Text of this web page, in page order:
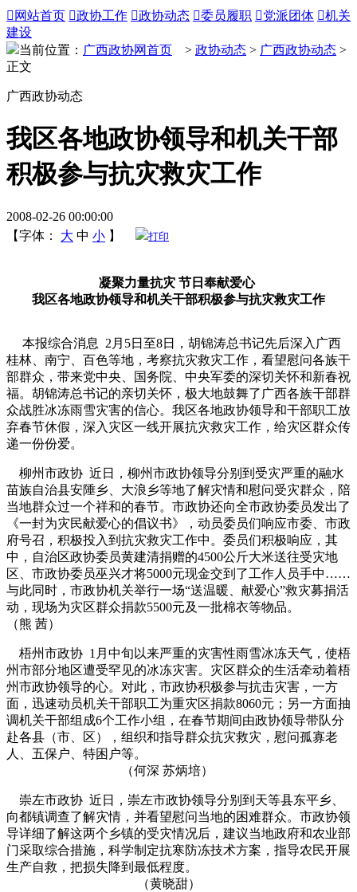
 网站首页 政协工作 政协动态 委员履职 党派团体 机关
建设
当前位置： 广西政协网首页 > 政协动态 > 广西政协动态 >
正文
广西政协动态
我区各地政协领导和机关干部
积极参与抗灾救灾工作
2008-02-26 00:00:00
【字体：
大 中 小 】 打印
凝聚力量抗灾 节日奉献爱心
我区各地政协领导和机关干部积极参与抗灾救灾工作
本报综合消息 2月5日至8日，胡锦涛总书记先后深入广西
桂林、南宁、百色等地，考察抗灾救灾工作，看望慰问各族干
部群众，带来党中央、国务院、中央军委的深切关怀和新春祝
福。胡锦涛总书记的亲切关怀，极大地鼓舞了广西各族干部群
众战胜冰冻雨雪灾害的信心。我区各地政协领导和干部职工放
弃春节休假，深入灾区一线开展抗灾救灾工作，给灾区群众传
递一份份爱。
柳州市政协 近日，柳州市政协领导分别到受灾严重的融水
苗族自治县安陲乡、大浪乡等地了解灾情和慰问受灾群众，陪
当地群众过一个祥和的春节。市政协还向全市政协委员发出了
《一封为灾民献爱心的倡议书》，动员委员们响应市委、市政
府号召，积极投入到抗灾救灾工作中。委员们积极响应，其
中，自治区政协委员黄建清捐赠的4500公斤大米送往受灾地
区、市政协委员巫兴才将5000元现金交到了工作人员手中……
与此同时，市政协机关举行一场“送温暖、献爱心”救灾募捐活
动，现场为灾区群众捐款5500元及一批棉衣等物品。
（熊 茜）
梧州市政协 1月中旬以来严重的灾害性雨雪冰冻天气，使梧
州市部分地区遭受罕见的冰冻灾害。灾区群众的生活牵动着梧
州市政协领导的心。对此，市政协积极参与抗击灾害，一方
面，迅速动员机关干部职工为重灾区捐款8060元；另一方面抽
调机关干部组成6个工作小组，在春节期间由政协领导带队分
赴各县（市、区），组织和指导群众抗灾救灾，慰问孤寡老
人、五保户、特困户等。
（何深 苏炳培）
崇左市政协 近日，崇左市政协领导分别到天等县东平乡、
向都镇调查了解灾情，并看望慰问当地的困难群众。市政协领
导详细了解这两个乡镇的受灾情况后，建议当地政府和农业部
门采取综合措施，科学制定抗寒防冻技术方案，指导农民开展
生产自救，把损失降到最低程度。
（黄晓甜）